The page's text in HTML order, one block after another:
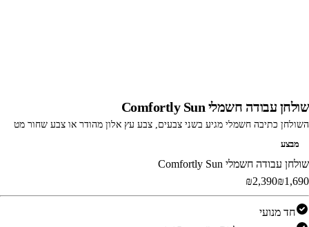
שולחן עבודה חשמלי Comfortly Sun
השולחן כתיבה חשמלי מגיע בשני צבעים, צבע עץ אלון מהודר או צבע שחור מט
מבצע
שולחן עבודה חשמלי Comfortly Sun
‎₪2,390‎‎₪1,690‎
חד מנועי